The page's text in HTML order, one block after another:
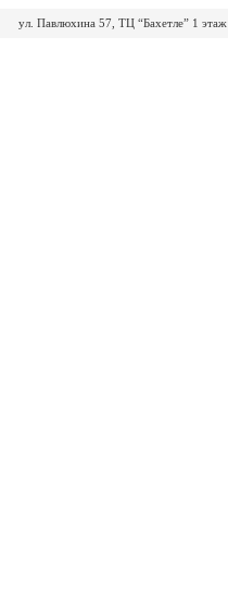
ул. Павлюхина 57, ТЦ “Бахетле” 1 этаж